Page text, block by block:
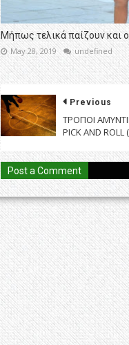
Μήπως τελικά παίζουν και
May 28, 2019 undefined
Previous
TΡΟΠΟΙ
PICK AND ROLL
Post a Comment